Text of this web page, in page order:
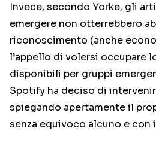
Invece, secondo Yorke, gli
emergere non otterrebbero
riconoscimento (anche
l’appello di volersi occupare
disponibili per gruppi
Spotify ha deciso di
spiegando apertamente il
senza equivoco alcuno e con